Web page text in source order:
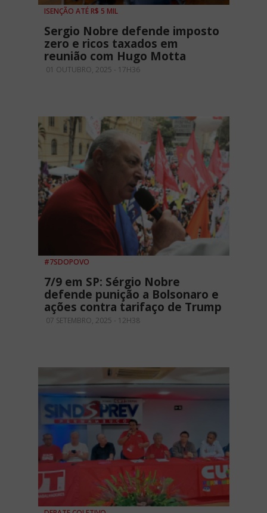
ISENÇÃO ATÉ R$ 5 MIL
Sergio Nobre defende imposto
zero e ricos taxados em
reunião com Hugo Motta
01 OUTUBRO, 2025 - 17H36
#7SDOPOVO
7/9 em SP: Sérgio Nobre
defende punição a Bolsonaro e
ações contra tarifaço de Trump
07 SETEMBRO, 2025 - 12H38